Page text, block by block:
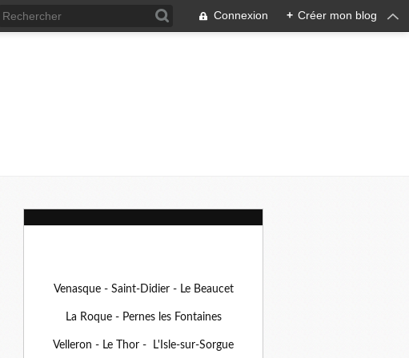
Connexion + Créer mon blog
Venasque - Saint-Didier - Le Beaucet
La Roque - Pernes les Fontaines
Velleron - Le Thor - L'Isle-sur-Sorgue